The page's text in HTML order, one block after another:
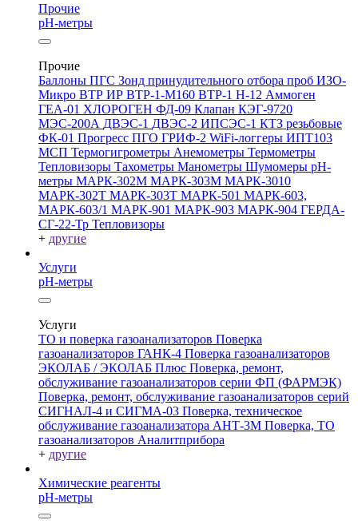
Прочие
pH-метры
Прочие
Баллоны ПГС Зонд принудительного отбора проб ИЗО-
Микро ВТР ИР ВТР-1-М160 ВТР-1 Н-12 Аммоген
ГЕА-01 ХЛОРОГЕН ФД-09 Клапан КЭГ-9720
МЭС-200А ДВЭС-1 ДВЭС-2 ИПСЭС-1 КТЗ резьбовые
ФК-01 Прогресс ПГО ГРИФ-2 WiFi-логгеры ИПТ103
МСП Термогигрометры Анемометры Термометры
Тепловизоры Тахометры Манометры Шумомеры pH-
метры МАРК-302М МАРК-303М МАРК-3010
МАРК-302Т МАРК-303Т МАРК-501 МАРК-603,
МАРК-603/1 МАРК-901 МАРК-903 МАРК-904 ГЕРДА-
СГ-22-Тр Тепловизоры
+ другие
Услуги
pH-метры
Услуги
ТО и поверка газоанализаторов Поверка
газоанализаторов ГАНК-4 Поверка газоанализаторов
ЭКОЛАБ / ЭКОЛАБ Плюс Поверка, ремонт,
обслуживание газоанализаторов серии ФП (ФАРМЭК)
Поверка, ремонт, обслуживание газоанализаторов серий
СИГНАЛ-4 и СИГМА-03 Поверка, техническое
обслуживание газоанализатора АНТ-3М Поверка, ТО
газоанализаторов Аналитприбора
+ другие
Химические реагенты
pH-метры